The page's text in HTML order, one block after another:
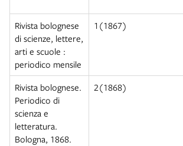
Rivista bolognese
di scienze, lettere,
arti e scuole :
periodico mensile
1(1867)
Rivista bolognese.
Periodico di
scienza e
letteratura.
Bologna, 1868.
2(1868)